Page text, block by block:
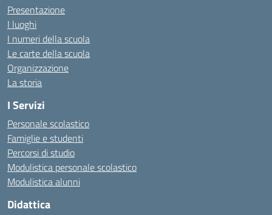
Presentazione
I luoghi
I numeri della scuola
Le carte della scuola
Organizzazione
La storia
I Servizi
Personale scolastico
Famiglie e studenti
Percorsi di studio
Modulistica personale scolastico
Modulistica alunni
Didattica